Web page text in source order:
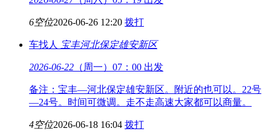
6空位2026-06-26 12:20 拨打
车找人 宝丰河北保定雄安新区
2026-06-22 （周一）07：00 出发
备注：宝丰—河北保定雄安新区。附近的也可以。22号
—24号。时间可微调。走不走高速大家都可以商量。
4空位2026-06-18 16:04 拨打